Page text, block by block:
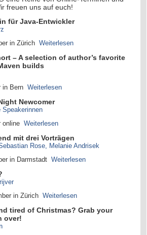
freuen uns auf euch!
für Java-Entwickler
in Zürich Weiterlesen
– A selection of author’s favorite
builds
in Bern Weiterlesen
Newcomer
Speakerinnen
online Weiterlesen
mit drei Vorträgen
Rose, Melanie Andrisek
in Darmstadt Weiterlesen
in Zürich Weiterlesen
tired of Christmas? Grab your
over!